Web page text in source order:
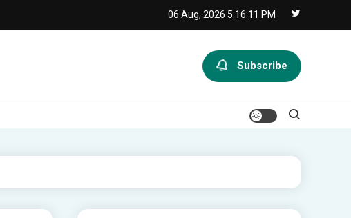
06 Aug, 2026 5:16:12 PM
Subscribe